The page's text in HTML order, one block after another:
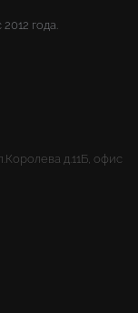
года.
д.11Б, офис